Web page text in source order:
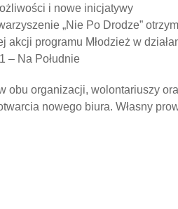
i nowe inicjatywy
„Nie Po Drodze”
programu Młodzież w
– Na Południe
obu organizacji, wolontariuszy
nowego biura. Własny